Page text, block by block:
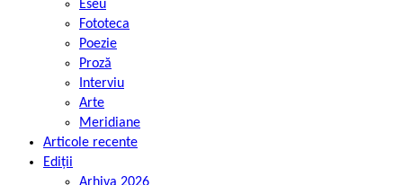
Eseu
Fototeca
Poezie
Proză
Interviu
Arte
Meridiane
Articole recente
Ediții